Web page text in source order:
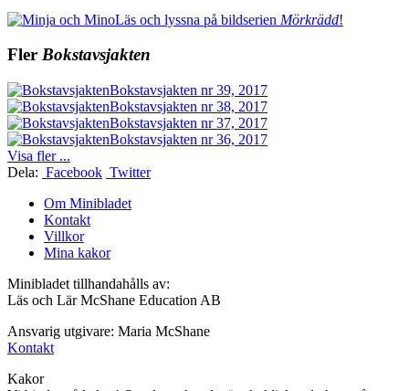
Läs och lyssna på bildserien Mörkrädd!
Fler Bokstavsjakten
Bokstavsjakten nr 39, 2017
Bokstavsjakten nr 38, 2017
Bokstavsjakten nr 37, 2017
Bokstavsjakten nr 36, 2017
Visa fler ...
Dela: Facebook Twitter
Om Minibladet
Kontakt
Villkor
Mina kakor
Minibladet tillhandahålls av:
Läs och Lär McShane Education AB
Ansvarig utgivare: Maria McShane
Kontakt
Kakor